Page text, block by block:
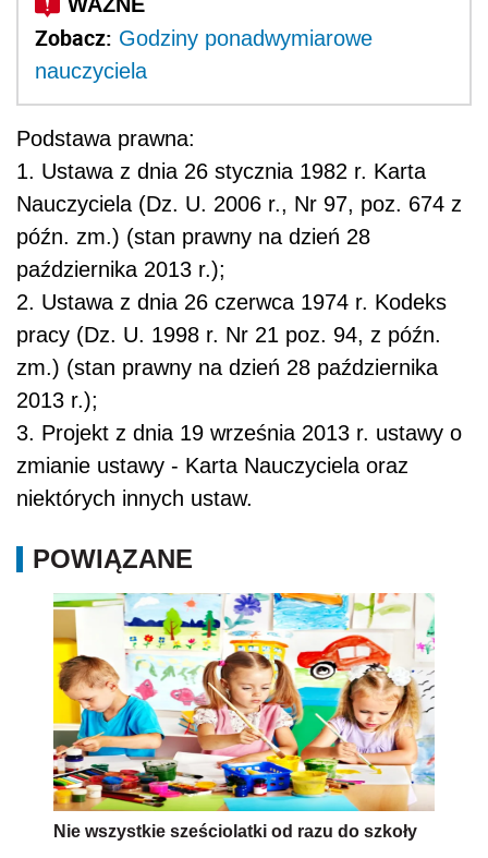
Zobacz: Godziny ponadwymiarowe
nauczyciela
Podstawa prawna:
1. Ustawa z dnia 26 stycznia 1982 r. Karta
Nauczyciela (Dz. U. 2006 r., Nr 97, poz. 674 z
późn. zm.) (stan prawny na dzień 28
października 2013 r.);
2. Ustawa z dnia 26 czerwca 1974 r. Kodeks
pracy (Dz. U. 1998 r. Nr 21 poz. 94, z późn.
zm.) (stan prawny na dzień 28 października
2013 r.);
3. Projekt z dnia 19 września 2013 r. ustawy o
zmianie ustawy - Karta Nauczyciela oraz
niektórych innych ustaw.
POWIĄZANE
Nie wszystkie sześciolatki od razu do szkoły